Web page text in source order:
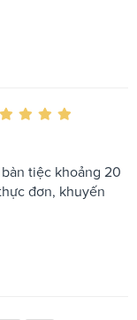
tiệc khoảng 20
đơn, khuyến